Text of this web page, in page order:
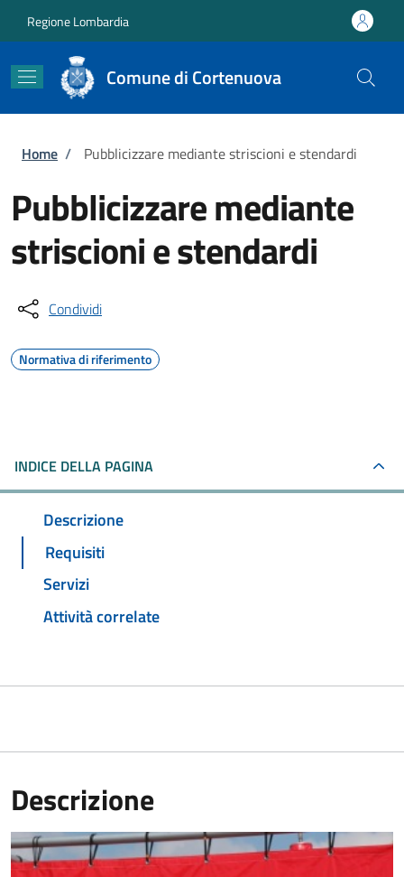
Regione Lombardia
Comune di Cortenuova
Briciole di pane
Home / Pubblicizzare mediante striscioni e stendardi
Pubblicizzare mediante
striscioni e stendardi
Condividi
Normativa di riferimento
INDICE DELLA PAGINA
Descrizione
Requisiti
Servizi
Attività correlate
Descrizione